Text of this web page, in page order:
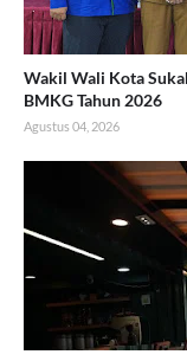
Wakil Wali Kota
BMKG Tahun 2026
Agustus 04, 2026